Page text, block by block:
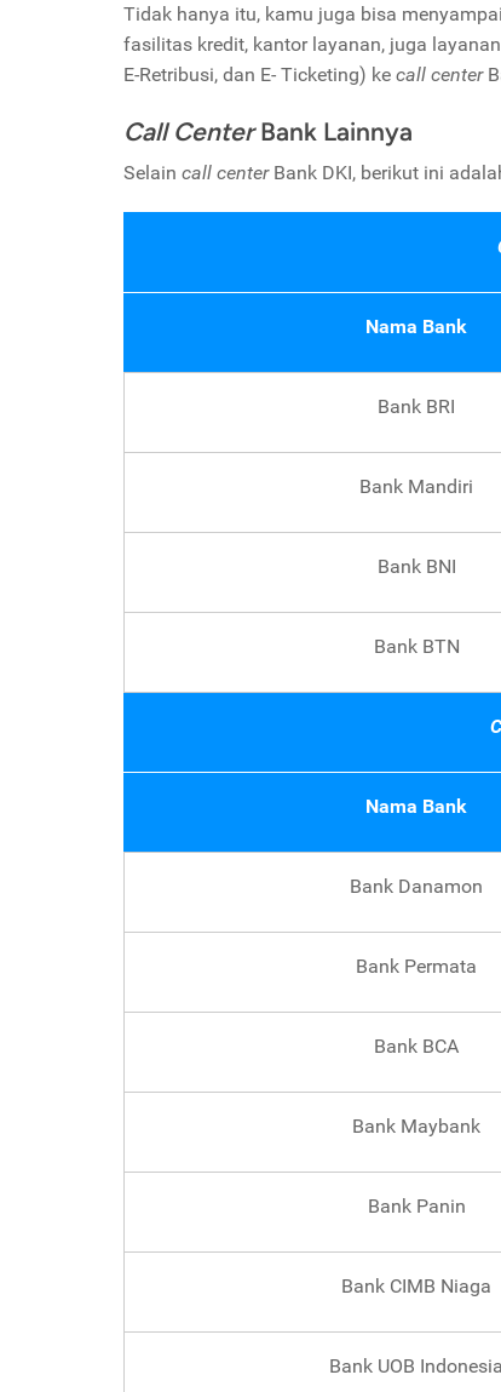
Tidak hanya itu, kamu juga bisa
fasilitas kredit, kantor layanan, juga layanan
E-Retribusi, dan E- Ticketing) ke call center
Call CenterBank Lainnya
Selain call centerBank DKI, berikut ini
Nama Bank
Bank BRI
Bank Mandiri
Bank BNI
Bank BTN
Nama Bank
Bank Danamon
Bank Permata
Bank BCA
Bank Maybank
Bank Panin
Bank CIMB Niaga
Bank UOB Indonesia